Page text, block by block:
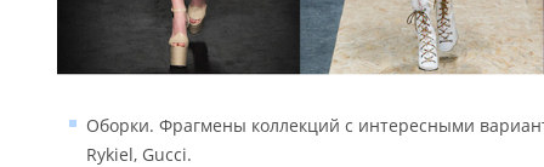
Оборки. Фрагмены коллекций с интересными
Rykiel, Gucci.